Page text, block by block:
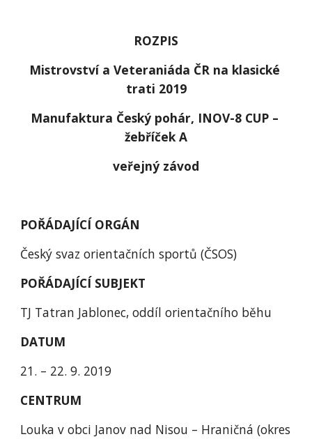
ROZPIS
Mistrovství a Veteraniáda ČR na klasické
trati 2019
Manufaktura Český pohár, INOV-8 CUP –
žebříček A
veřejný závod
POŘÁDAJÍCÍ ORGÁN
Český svaz orientačních sportů (ČSOS)
POŘÁDAJÍCÍ SUBJEKT
TJ Tatran Jablonec, oddíl orientačního běhu
DATUM
21. – 22. 9. 2019
CENTRUM
Louka v obci Janov nad Nisou – Hraničná (okres